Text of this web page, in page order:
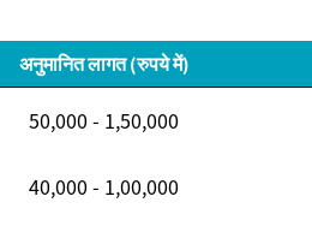
अनुमानित लागत (रुपये में)
50,000 - 1,50,000
40,000 - 1,00,000